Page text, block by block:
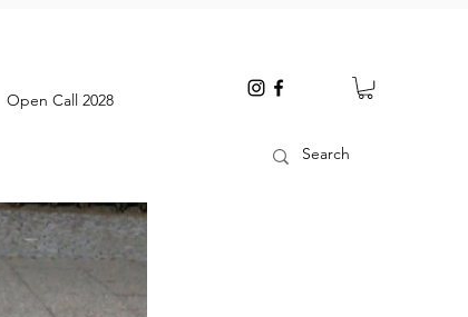
Open Call 2028